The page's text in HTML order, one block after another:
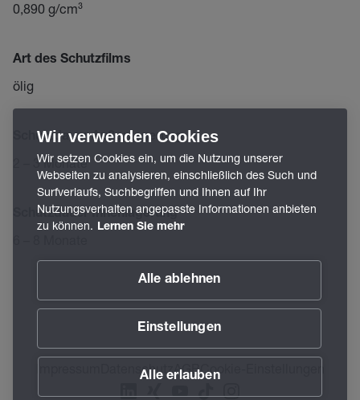
0,890 g/cm³
Art des Schutzfilms
ölig
Schutzdauer Außenlagerung
2 – 3 Monate
Schutzdauer Innenlagerung
DatenschutzAGBCookie-Einstellungen
Wir verwenden Cookies
Wir setzen Cookies ein, um die Nutzung unserer
Webseiten zu analysieren, einschließlich des Such und
Surfverlaufs, Suchbegriffen und Ihnen auf Ihr
Nutzungsverhalten angepasste Informationen anbieten
zu können. Lernen Sie mehr
Alle ablehnen
Einstellungen
Alle erlauben